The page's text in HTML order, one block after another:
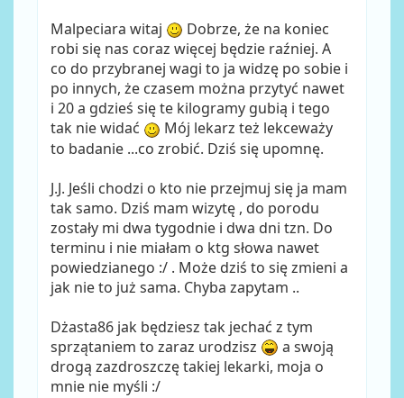
Malpeciara witaj
Dobrze, że na koniec
robi się nas coraz więcej będzie raźniej. A
co do przybranej wagi to ja widzę po sobie i
po innych, że czasem można przytyć nawet
i 20 a gdzieś się te kilogramy gubią i tego
tak nie widać
Mój lekarz też lekceważy
to badanie ...co zrobić. Dziś się upomnę.
J.J. Jeśli chodzi o kto nie przejmuj się ja mam
tak samo. Dziś mam wizytę , do porodu
zostały mi dwa tygodnie i dwa dni tzn. Do
terminu i nie miałam o ktg słowa nawet
powiedzianego :/ . Może dziś to się zmieni a
jak nie to już sama. Chyba zapytam ..
Dżasta86 jak będziesz tak jechać z tym
sprzątaniem to zaraz urodzisz
a swoją
drogą zazdroszczę takiej lekarki, moja o
mnie nie myśli :/